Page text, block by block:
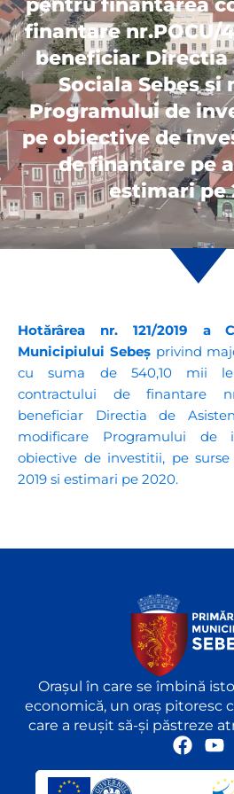
pentru finantarea
finantare nr.POCU/
beneficiar Directia
Sociala Sebes si
Programului de
pe obiective de
de finantare pe
estimari pe
Hotărârea nr. 121/2019
a
Municipiului Sebeșprivind
cu suma de 540,10 mii
contractului de finantare
beneficiar Directia de
modificare Programului de
obiective de investitii, pe
2019 si estimari pe 2020.
Orașul în care se îmbină
economică, un oraș pitoresc
care a reușit să-și păstreze
F
Y
u